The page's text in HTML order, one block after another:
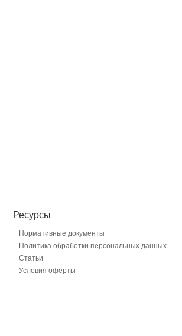
Ресурсы
Нормативные документы
Политика обработки персональных данных
Статьи
Условия оферты